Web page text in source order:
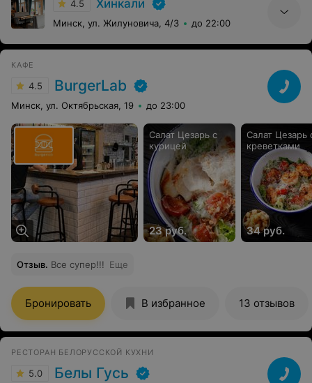
4.5 Хинкали
Минск, ул. Жилуновича, 4/3 до 22:00
КАФЕ
4.5 BurgerLab
Минск, ул. Октябрьская, 19 до 23:00
Салат Цезарь с
курицей
23 руб.
Салат Цезарь
креветками
34 руб.
Отзыв. Все супер!!! Еще
Бронировать В избранное 13 отзывов
РЕСТОРАН БЕЛОРУССКОЙ КУХНИ
5.0 Белы Гусь